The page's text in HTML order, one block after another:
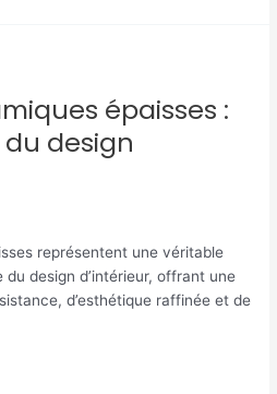
épaisses :
design
représentent une véritable
design d’intérieur, offrant une
d’esthétique raffinée et de